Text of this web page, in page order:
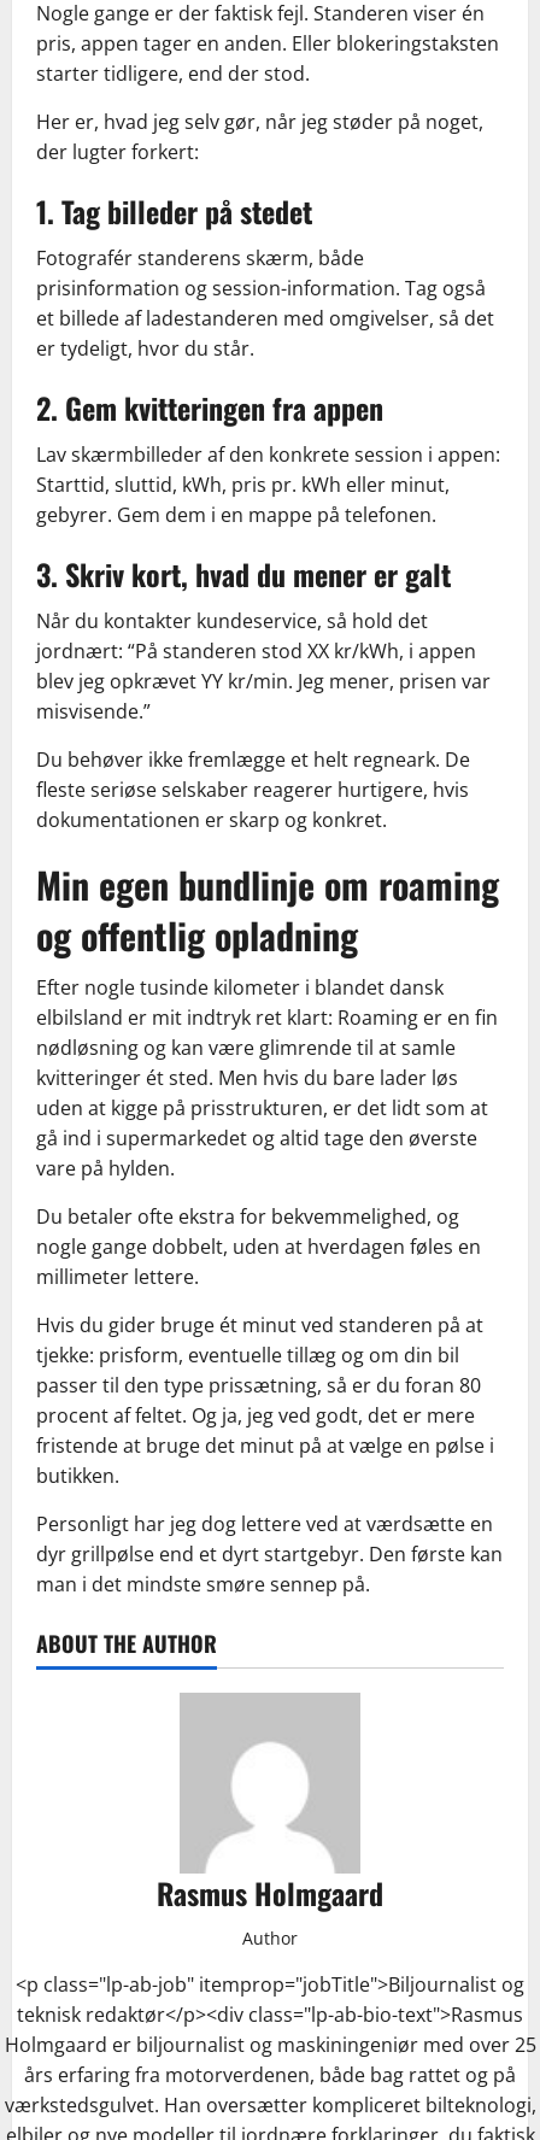
Nogle gange er der faktisk fejl. Standeren viser én
pris, appen tager en anden. Eller blokeringstaksten
starter tidligere, end der stod.
Her er, hvad jeg selv gør, når jeg støder på noget,
der lugter forkert:
1. Tag billeder på stedet
Fotografér standerens skærm, både
prisinformation og session-information. Tag også
et billede af ladestanderen med omgivelser, så det
er tydeligt, hvor du står.
2. Gem kvitteringen fra appen
Lav skærmbilleder af den konkrete session i appen:
Starttid, sluttid, kWh, pris pr. kWh eller minut,
gebyrer. Gem dem i en mappe på telefonen.
3. Skriv kort, hvad du mener er galt
Når du kontakter kundeservice, så hold det
jordnært: “På standeren stod XX kr/kWh, i appen
blev jeg opkrævet YY kr/min. Jeg mener, prisen var
misvisende.”
Du behøver ikke fremlægge et helt regneark. De
fleste seriøse selskaber reagerer hurtigere, hvis
dokumentationen er skarp og konkret.
Min egen bundlinje om roaming
og offentlig opladning
Efter nogle tusinde kilometer i blandet dansk
elbilsland er mit indtryk ret klart: Roaming er en fin
nødløsning og kan være glimrende til at samle
kvitteringer ét sted. Men hvis du bare lader løs
uden at kigge på prisstrukturen, er det lidt som at
gå ind i supermarkedet og altid tage den øverste
vare på hylden.
Du betaler ofte ekstra for bekvemmelighed, og
nogle gange dobbelt, uden at hverdagen føles en
millimeter lettere.
Hvis du gider bruge ét minut ved standeren på at
tjekke: prisform, eventuelle tillæg og om din bil
passer til den type prissætning, så er du foran 80
procent af feltet. Og ja, jeg ved godt, det er mere
fristende at bruge det minut på at vælge en pølse i
butikken.
Personligt har jeg dog lettere ved at værdsætte en
dyr grillpølse end et dyrt startgebyr. Den første kan
man i det mindste smøre sennep på.
ABOUT THE AUTHOR
Rasmus Holmgaard
Author
<p class="lp-ab-job" itemprop="jobTitle">Biljournalist og
teknisk redaktør</p><div class="lp-ab-bio-text">Rasmus
Holmgaard er biljournalist og maskiningeniør med over 25
års erfaring fra motorverdenen, både bag rattet og på
værkstedsgulvet. Han oversætter kompliceret bilteknologi,